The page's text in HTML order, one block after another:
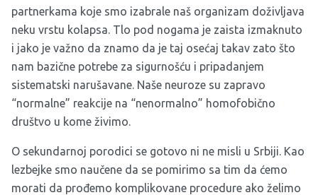
partnerkama koje smo izabrale naš organizam doživljava
neku vrstu kolapsa. Tlo pod nogama je zaista izmaknuto
i jako je važno da znamo da je taj osećaj takav zato što
nam bazične potrebe za sigurnošću i pripadanjem
sistematski narušavane. Naše neuroze su zapravo
“normalne” reakcije na “nenormalno” homofobično
društvo u kome živimo.
O sekundarnoj porodici se gotovo ni ne misli u Srbiji. Kao
lezbejke smo naučene da se pomirimo sa tim da ćemo
morati da prođemo komplikovane procedure ako želimo